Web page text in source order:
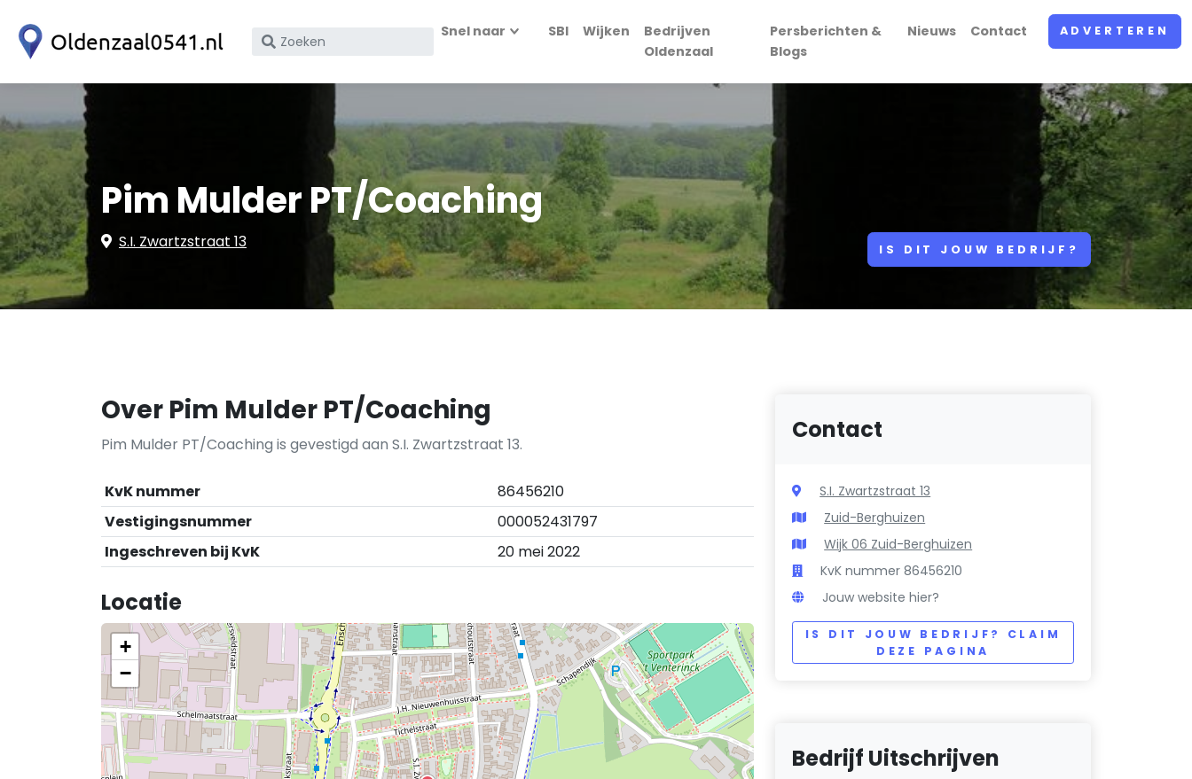
Zoek
bedrijfsnaam
nummer
Snel naar SBI Wijken
Bedrijven
Oldenzaal
Persberichten &
Blogs
Nieuws Contact ADVERTEREN
Pim Mulder PT/Coaching
S.I. Zwartzstraat 13 IS DIT JOUW BEDRIJF?
Over Pim Mulder PT/Coaching
Pim Mulder PT/Coaching is gevestigd aan S.I. Zwartzstraat 13.
KvK nummer
86456210
Vestigingsnummer
000052431797
Ingeschreven bij KvK
20 mei 2022
Locatie
+
−
Contact
S.I. Zwartzstraat 13
Zuid-Berghuizen
Wijk 06 Zuid-Berghuizen
KvK nummer 86456210
Jouw website hier?
IS DIT JOUW BEDRIJF? CLAIM
DEZE PAGINA
Bedrijf Uitschrijven